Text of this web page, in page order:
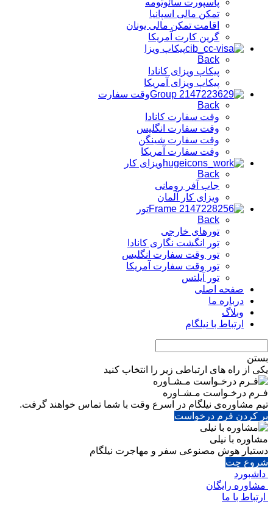
تمکن مالی اسپانیا
اقامت تمکن مالی یونان
گرین کارت آمریکا
پیکاپ ویزا
Back
پیکاپ ویزای کانادا
پیکاپ ویزای آمریکا
وقت سفارت
Back
وقت سفارت کانادا
وقت سفارت انگلیس
وقت سفارت شینگن
وقت سفارت آمریکا
ویزای کار
Back
جاب آفر رومانی
ویزای کار آلمان
تور
Back
تورهای خارجی
تور انگشت نگاری کانادا
تور وقت سفارت انگلیس
تور وقت سفارت آمریکا
تور آیلتس
صفحه اصلی
درباره ما
وبلاگ
ارتباط با نیلگام
بستن
یکی از راه های ارتباطی زیر را انتخاب کنید
فـرم درخـواست مـشـاوره
تیم مشاوره‌ی نیلگام در اسرع وقت با شما تماس خواهند گرفت.
پر کردن فرم درخواست
مشاوره با نیلی
دستیار هوش مصنوعی سفر و مهاجرت نیلگام
شروع چت
داشبورد
مشاوره رایگان
ارتباط با ما